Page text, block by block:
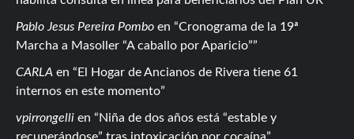
Pablo Jesus Pereira Pombo en
Cronograma de la 19ª
Marcha a Masoller “A caballo por Aparicio”
CARLA en
El Hogar de Ancianos de Rivera tiene 61
internos en este momento
vpirrongelli en
Niña de dos años está “estable y